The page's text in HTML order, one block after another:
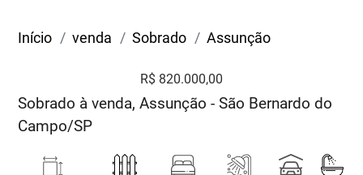
Início venda Sobrado Assunção
R$ 820.000,00
Sobrado à venda, Assunção - São Bernardo do
Campo/SP